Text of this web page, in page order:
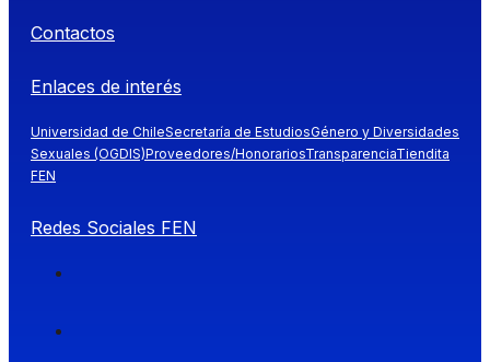
Contactos
Enlaces de interés
Universidad de ChileSecretaría de EstudiosGénero y Diversidades
Sexuales (OGDIS)Proveedores/HonorariosTransparenciaTiendita
FEN
Redes Sociales FEN